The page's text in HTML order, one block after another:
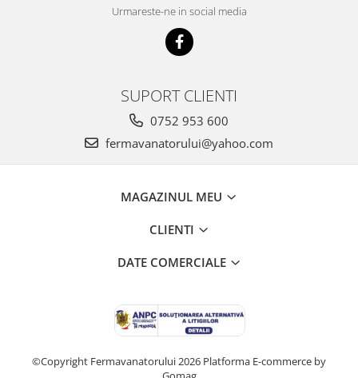
Urmareste-ne in social media
SUPORT CLIENTI
0752 953 600
fermavanatorului@yahoo.com
MAGAZINUL MEU
CLIENTI
DATE COMERCIALE
©Copyright Fermavanatorului 2026 Platforma E-commerce by